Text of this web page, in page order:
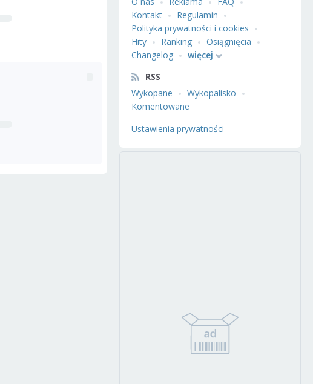
Kontakt
Regulamin
Polityka prywatności i cookies
Hity
Ranking
Osiągnięcia
Changelog
więcej
RSS
Wykopane
Wykopalisko
Komentowane
Ustawienia prywatności